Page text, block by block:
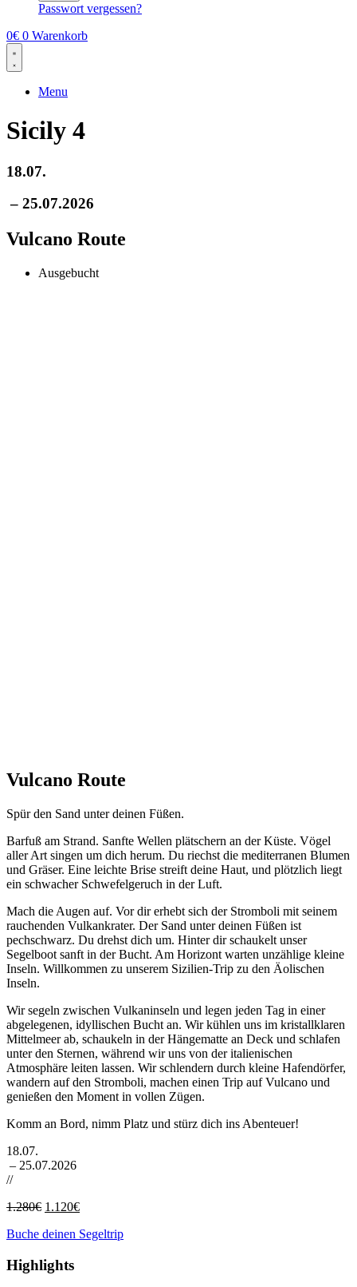
Passwort vergessen?
0€ 0 Warenkorb
Menu
Sicily 4
18.07.
– 25.07.2026
Vulcano Route
Ausgebucht
Vulcano Route
Spür den Sand unter deinen Füßen.
Barfuß am Strand. Sanfte Wellen plätschern an der Küste. Vögel
aller Art singen um dich herum. Du riechst die mediterranen Blumen
und Gräser. Eine leichte Brise streift deine Haut, und plötzlich liegt
ein schwacher Schwefelgeruch in der Luft.
Mach die Augen auf. Vor dir erhebt sich der Stromboli mit seinem
rauchenden Vulkankrater. Der Sand unter deinen Füßen ist
pechschwarz. Du drehst dich um. Hinter dir schaukelt unser
Segelboot sanft in der Bucht. Am Horizont warten unzählige kleine
Inseln. Willkommen zu unserem Sizilien-Trip zu den Äolischen
Inseln.
Wir segeln zwischen Vulkaninseln und legen jeden Tag in einer
abgelegenen, idyllischen Bucht an. Wir kühlen uns im kristallklaren
Mittelmeer ab, schaukeln in der Hängematte an Deck und schlafen
unter den Sternen, während wir uns von der italienischen
Atmosphäre leiten lassen. Wir schlendern durch kleine Hafendörfer,
wandern auf den Stromboli, machen einen Trip auf Vulcano und
genießen den Moment in vollen Zügen.
Komm an Bord, nimm Platz und stürz dich ins Abenteuer!
18.07.
– 25.07.2026
//
1.280€ Ursprünglicher
war:
1.120€Aktueller
ist:
Buche deinen Segeltrip
Highlights